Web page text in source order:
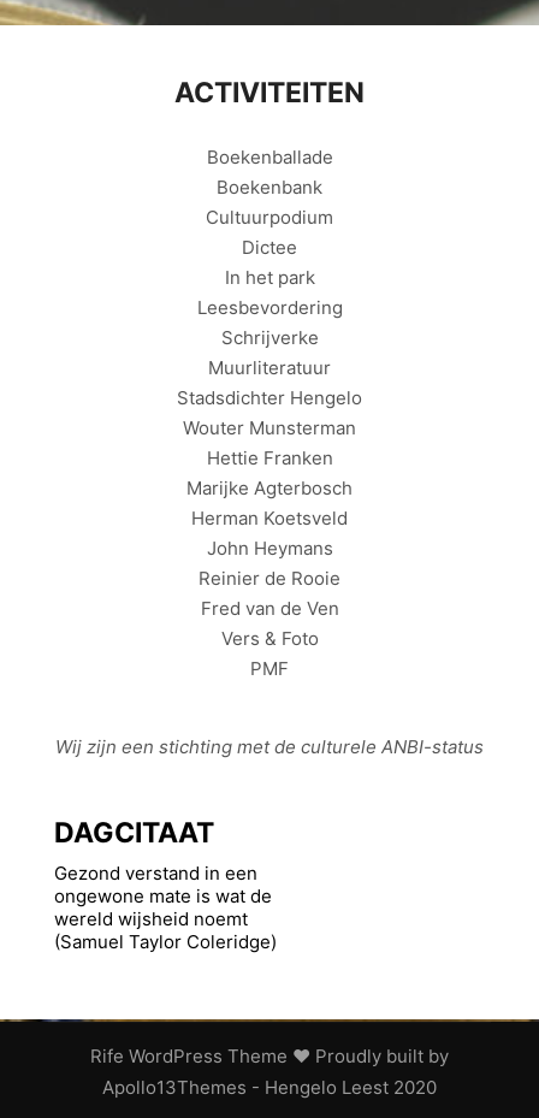
ACTIVITEITEN
Boekenballade
Boekenbank
Cultuurpodium
Dictee
In het park
Leesbevordering
Schrijverke
Muurliteratuur
Stadsdichter Hengelo
Wouter Munsterman
Hettie Franken
Marijke Agterbosch
Herman Koetsveld
John Heymans
Reinier de Rooie
Fred van de Ven
Vers & Foto
PMF
Wij zijn een stichting met de culturele ANBI-status
DAGCITAAT
Gezond verstand in een
ongewone mate is wat de
wereld wijsheid noemt
(Samuel Taylor Coleridge)
Rife WordPress Theme ♥ Proudly built by
Apollo13Themes - Hengelo Leest 2020